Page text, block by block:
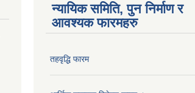
न्यायिक समिति, पुन निर्माण र
आवश्यक फारमहरु
तहवृद्धि फारम